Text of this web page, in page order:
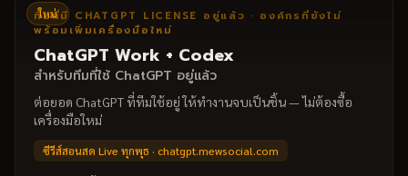
ตัวอย่างหัวข้อ
•Claude Code พื้นฐานสำหรับสร้างระบบ
•Agency AI workflow
•เชื่อมระบบ / automation จริงของธุรกิจ
ใหม่
ทีมที่มี CHATGPT LICENSE อยู่แล้ว · องค์กรที่ยังไม่
พร้อมเพิ่มเครื่องมือใหม่
ChatGPT Work + Codex
สำหรับทีมที่ใช้ ChatGPT อยู่แล้ว
ต่อยอด ChatGPT ที่ทีมใช้อยู่ ให้ทำงานจบเป็นชิ้น — ไม่ต้องซื้อ
เครื่องมือใหม่
ซีรีส์สอนสด Live ทุกพุธ · chatgpt.mewsocial.com